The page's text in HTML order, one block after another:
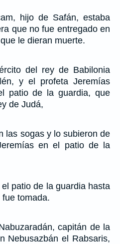
hijo de Safán, estaba
que no fue entregado en
le dieran muerte.
del rey de Babilonia
y el profeta Jeremías
patio de la guardia, que
de Judá,
las sogas y lo subieron de
en el patio de la
patio de la guardia hasta
tomada.
capitán de la
Nebusazbán el Rabsaris,